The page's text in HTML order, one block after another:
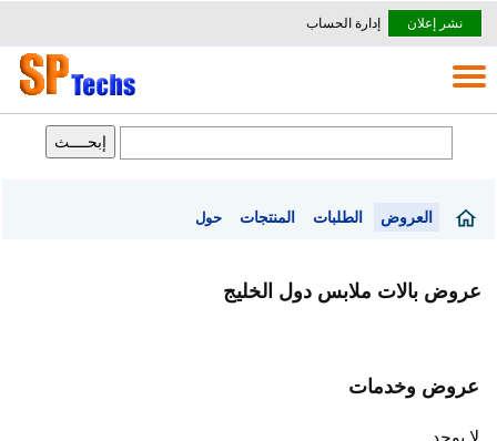
نشر إعلان إدارة الحساب
العروض الطلبات المنتجات حول
عروض بالات ملابس دول الخليج
عروض وخدمات
لا يوجد